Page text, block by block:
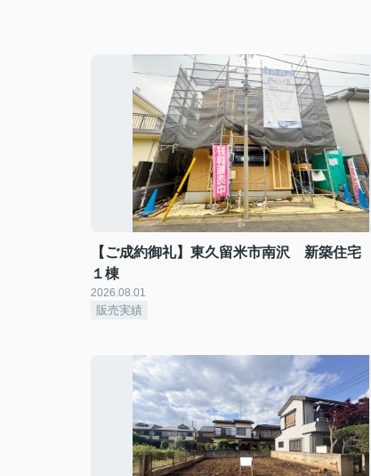
【ご成約御礼】東久留米市南沢 新築住
１棟
2026.08.01
販売実績